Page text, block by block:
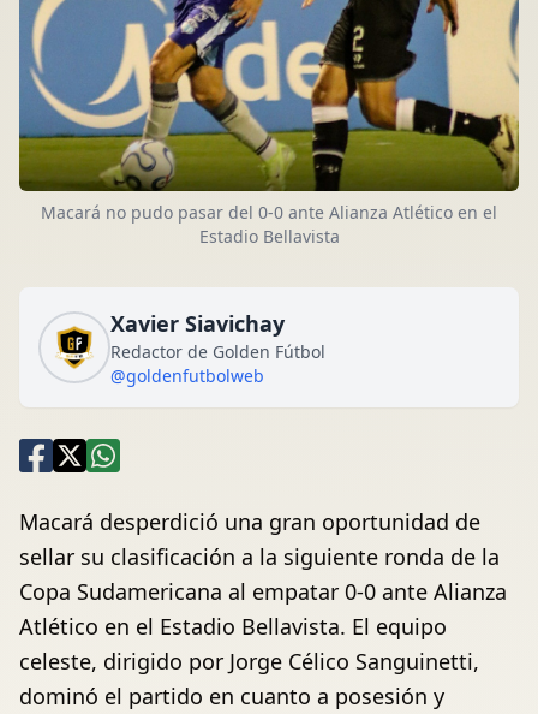
Macará no pudo pasar del 0-0 ante Alianza Atlético en el
Estadio Bellavista
Xavier Siavichay
Redactor de Golden Fútbol
@goldenfutbolweb
Macará desperdició una gran oportunidad de
sellar su clasificación a la siguiente ronda de la
Copa Sudamericana al empatar 0-0 ante Alianza
Atlético en el Estadio Bellavista. El equipo
celeste, dirigido por Jorge Célico Sanguinetti,
dominó el partido en cuanto a posesión y